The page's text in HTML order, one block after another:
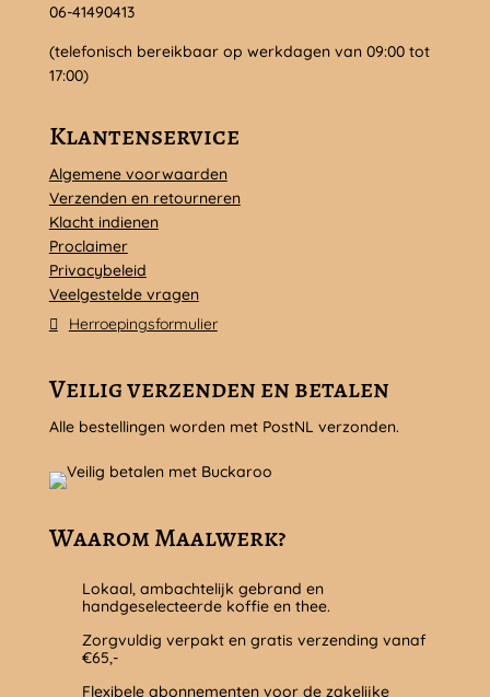
06-41490413
(telefonisch bereikbaar op werkdagen van 09:00 tot
17:00)
Klantenservice
Algemene voorwaarden
Verzenden en retourneren
Klacht indienen
Proclaimer
Privacybeleid
Veelgestelde vragen
Herroepingsformulier
Veilig verzenden en betalen
Alle bestellingen worden met PostNL verzonden.
Waarom Maalwerk?
Lokaal, ambachtelijk gebrand en
handgeselecteerde koffie en thee.
Zorgvuldig verpakt en gratis verzending vanaf
€65,-
Flexibele abonnementen voor de zakelijke